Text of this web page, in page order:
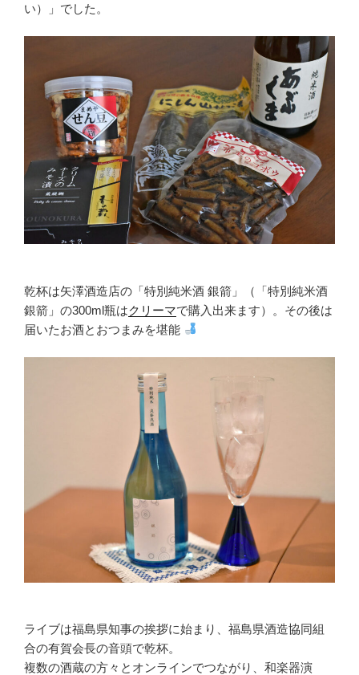
い）」でした。
乾杯は矢澤酒造店の「特別純米酒 銀箭」（「特別純米酒
銀箭」の300ml瓶はクリーマで購入出来ます）。その後は
届いたお酒とおつまみを堪能
ライブは福島県知事の挨拶に始まり、福島県酒造協同組
合の有賀会長の音頭で乾杯。
複数の酒蔵の方々とオンラインでつながり、和楽器演